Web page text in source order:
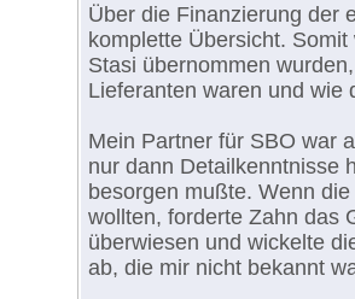
Über die Finanzierung der
komplette Übersicht.
Stasi übernommen
Lieferanten waren und wie
Mein Partner für SBO war
nur dann Detailkenntnisse
besorgen mußte. Wenn
wollten, forderte Zahn das
überwiesen und wickelte
ab, die mir nicht bekannt